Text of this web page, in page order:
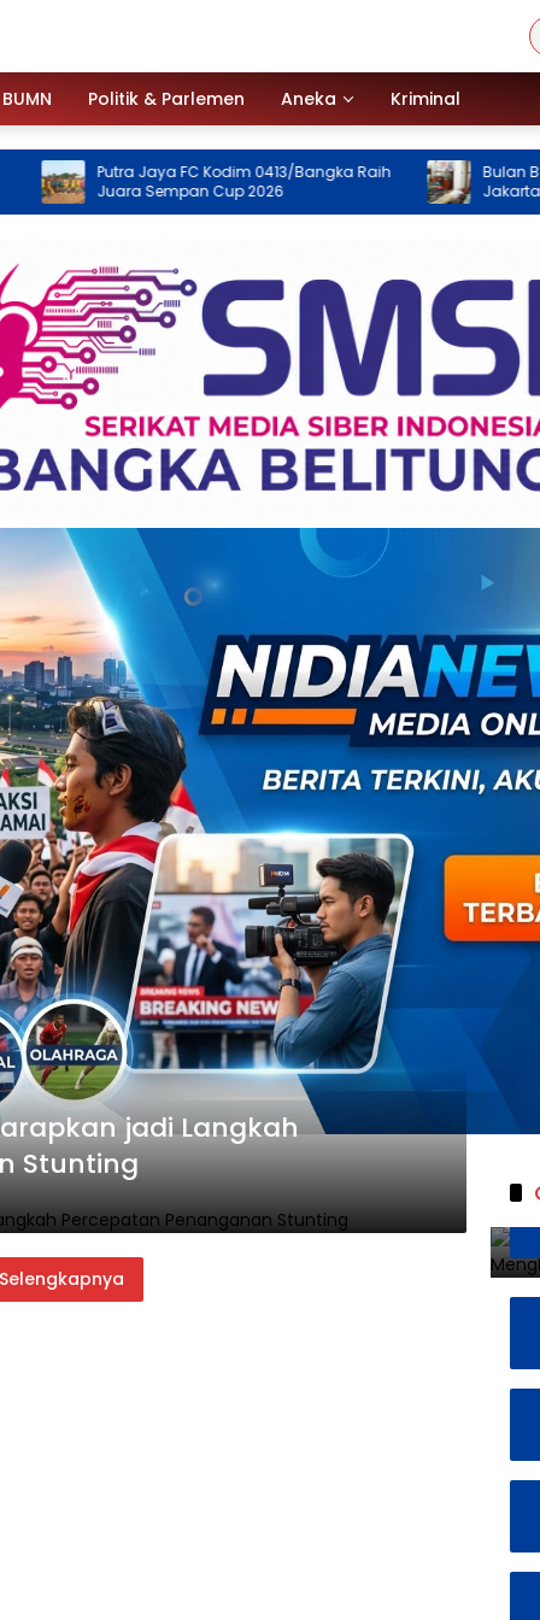
BUMN Politik & Parlemen Aneka Kriminal
Putra Jaya FC Kodim 0413/Bangka Raih
Juara Sempan Cup 2026
Bulan Bakti HUT ke-50
Jakarta, Donor
Kemanusiaan untuk
jadi Langkah
Stunting
Selengkapnya